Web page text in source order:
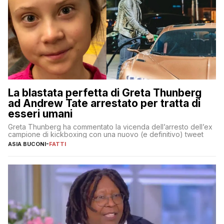
La blastata perfetta di Greta Thunberg
ad Andrew Tate arrestato per tratta di
esseri umani
Greta Thunberg ha commentato la vicenda dell’arresto dell’ex
campione di kickboxing con una nuovo (e definitivo) tweet
ASIA BUCONI-FATTI